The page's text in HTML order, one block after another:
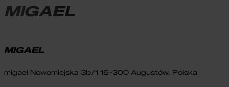
MIGAEL
MIGAEL
migael Nowomiejska 3b/1 16-300 Augustów, Polska